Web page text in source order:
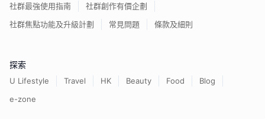
社群最強使用指南
社群創作有價企劃
社群焦點功能及升級計劃
常見問題 條款及細則
探索
U Lifestyle Travel HK Beauty Food
Blog
e-zone